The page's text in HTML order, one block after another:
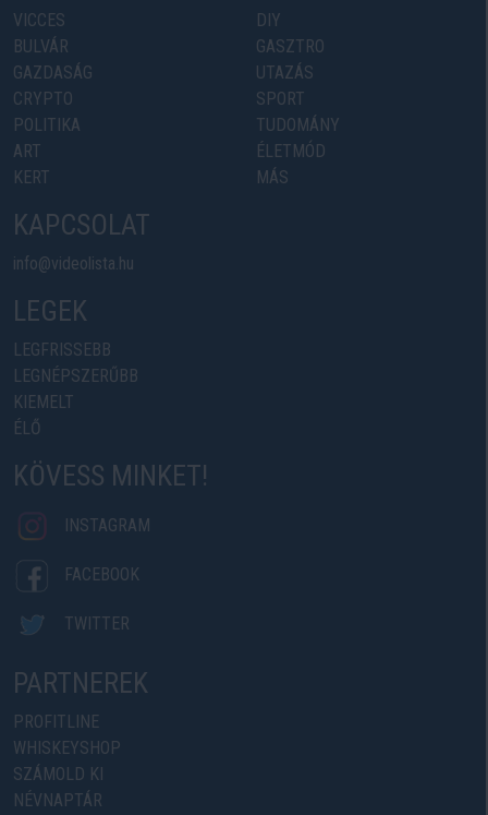
VICCES
BULVÁR
GAZDASÁG
CRYPTO
POLITIKA
ART
KERT
DIY
GASZTRO
UTAZÁS
SPORT
TUDOMÁNY
ÉLETMÓD
MÁS
KAPCSOLAT
info@videolista.hu
LEGEK
LEGFRISSEBB
LEGNÉPSZERŰBB
KIEMELT
ÉLŐ
KÖVESS MINKET!
INSTAGRAM
FACEBOOK
TWITTER
PARTNEREK
PROFITLINE
WHISKEYSHOP
SZÁMOLD KI
NÉVNAPTÁR